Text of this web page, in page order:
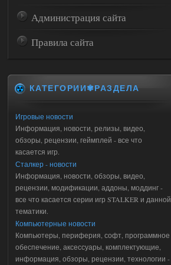
Администрация сайта
Правила сайта
КАТЕГОРИИ✾РАЗДЕЛА
Игровые новости
Информация, новости, релизы, видео,
обзоры, рецензии, геймплей - все что
касается игр.
Сталкер - новости
Информация, новости, обзоры, видео,
рецензии, модификации, аддоны, моддинг -
все что касается серии игр STALKER и данной
тематики.
Компьютерные новости
Компьютеры, периферия, софт, программное
обеспечение, аксессуары, комплектующие,
информация, обзоры, рецензии, технологии -